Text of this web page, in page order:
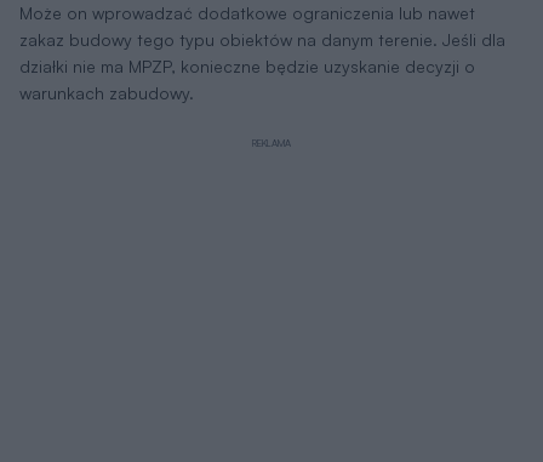
Może on wprowadzać dodatkowe ograniczenia lub nawet
zakaz budowy tego typu obiektów na danym terenie. Jeśli dla
działki nie ma MPZP, konieczne będzie uzyskanie decyzji o
warunkach zabudowy.